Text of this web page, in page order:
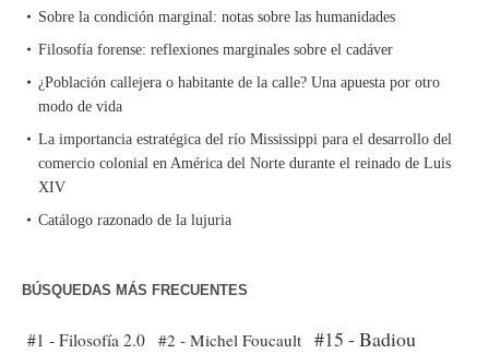
Sobre la condición marginal: notas sobre las humanidades
Filosofía forense: reflexiones marginales sobre el cadáver
¿Población callejera o habitante de la calle? Una apuesta por otro
modo de vida
La importancia estratégica del río Mississippi para el desarrollo del
comercio colonial en América del Norte durante el reinado de Luis
XIV
Catálogo razonado de la lujuria
BÚSQUEDAS MÁS FRECUENTES
#1 - Filosofía 2.0 #2 - Michel Foucault #15 - Badiou